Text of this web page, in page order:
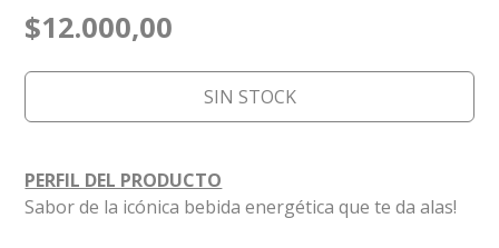
$12.000,00
SIN STOCK
PERFIL DEL PRODUCTO
Sabor de la icónica bebida energética que te da alas!